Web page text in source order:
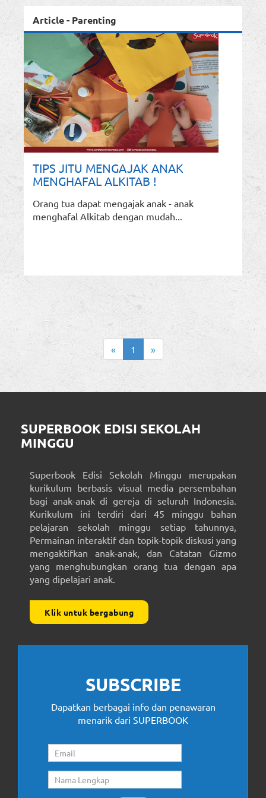
Article - Parenting
TIPS JITU MENGAJAK ANAK
MENGHAFAL ALKITAB !
Orang tua dapat mengajak anak - anak
menghafal Alkitab dengan mudah...
« 1 »
SUPERBOOK EDISI SEKOLAH
MINGGU
Superbook Edisi Sekolah Minggu merupakan
kurikulum berbasis visual media persembahan
bagi anak-anak di gereja di seluruh Indonesia.
Kurikulum ini terdiri dari 45 minggu bahan
pelajaran sekolah minggu setiap tahunnya,
Permainan interaktif dan topik-topik diskusi yang
mengaktifkan anak-anak, dan Catatan Gizmo
yang menghubungkan orang tua dengan apa
yang dipelajari anak.
Klik untuk bergabung
SUBSCRIBE
Dapatkan berbagai info dan penawaran
menarik dari SUPERBOOK